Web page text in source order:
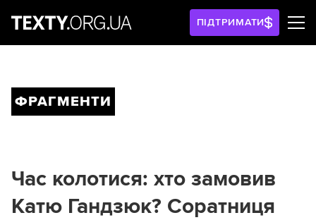
ПІДТРИМАТИ
ФРАГМЕНТИ
Час колотися: хто замовив
Катю Гандзюк? Соратниця